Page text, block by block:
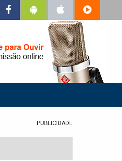
PUBLICIDADE